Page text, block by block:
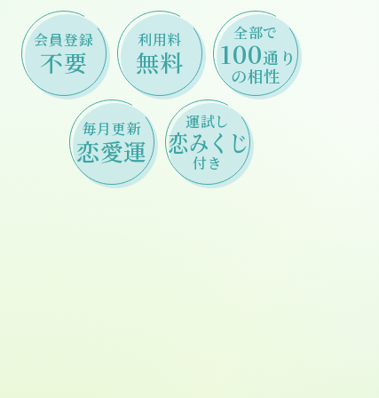
content会員登録
不要
利用料
無料
全部で
100通り
の相性
毎月更新
恋愛運
運試し
恋みくじ
付き